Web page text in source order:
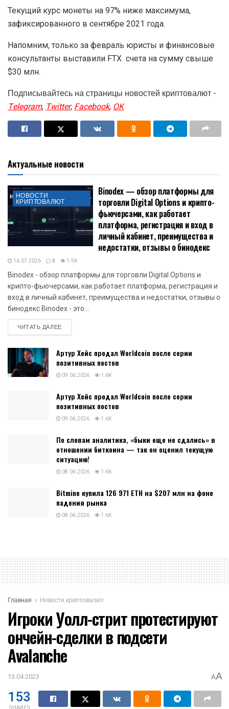
Текущий курс монеты на 97% ниже максимума,
зафиксированного в сентябре 2021 года.
Напомним, только за февраль юристы и финансовые
консультанты выставили FTX счета на сумму свыше
$30 млн.
Подписывайтесь на страницы новостей криптовалют -
Telegram,Twitter,Facebook,OK
Актуальные новости
НОВОСТИ
КРИПТОВАЛЮТ
Binodex — обзор платформы для
торговли Digital Options и крипто-
фьючерсами, как работает
платформа, регистрация и вход в
личный кабинет, преимущества и
недостатки, отзывы о бинодекс
16.07.2026 0 1.5K
Binodex - обзор платформы для торговли Digital Options и
крипто-фьючерсами, как работает платформа, регистрация и
вход в личный кабинет, преимущества и недостатки, отзывы о
бинодекс Binodex - это...
ЧИТАТЬ ДАЛЕЕDETAILS
Артур Хейс продал Worldcoin после серии
позитивных постов
09.06.2026 1.6K
Артур Хейс продал Worldcoin после серии
позитивных постов
09.06.2026 1.6K
По словам аналитика, «быки еще не сдались» в
отношении биткоина — так он оценил текущую
ситуацию!
08.06.2026 1.6K
Bitmine купила 126 971 ETH на $207 млн на фоне
падения рынка
08.06.2026 1.6K
Главная Новости криптовалют
Игроки Уолл-стрит протестируют
ончейн-сделки в подсети
Avalanche
13.04.2023 AA
153